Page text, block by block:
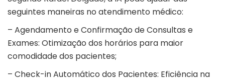
seguintes maneiras no atendimento médico:
– Agendamento e Confirmação de Consultas e
Exames: Otimização dos horários para maior
comodidade dos pacientes;
– Check-in Automático dos Pacientes: Eficiência na